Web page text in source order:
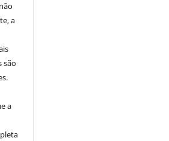
a
são
a